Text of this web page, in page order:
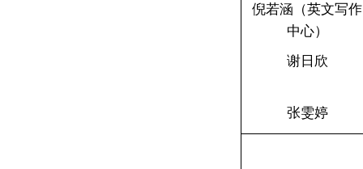
倪若涵（英文写作
中心）
谢日欣
张雯婷